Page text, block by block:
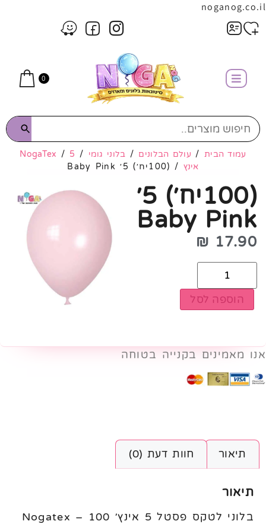
noganog.co.il
0
עמוד הבית / עולם הבלונים / בלוני גומי /
NogaTex / 5
אינץ / (100יח׳) 5׳ Baby Pink
(100יח׳) 5׳
Baby Pink
17.90
₪
הוספה לסל
אנו מאמינים בקנייה בטוחה
תיאור חוות דעת (0)
תיאור
בלוני לטקס פסטל 5 אינץ׳ Nogatex – 100